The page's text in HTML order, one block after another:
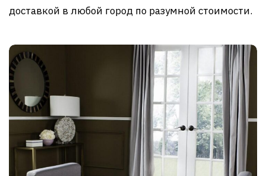
доставкой в любой город по разумной стоимости.